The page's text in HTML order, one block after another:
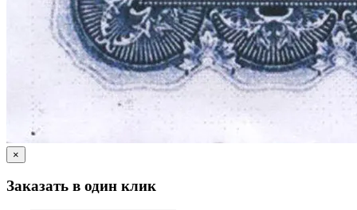
×
Заказать в один клик